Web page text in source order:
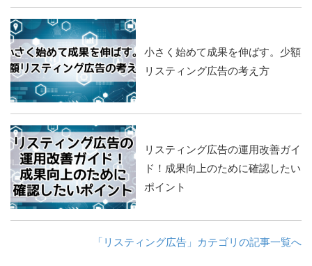
小さく始めて成果を伸ばす。少額
リスティング広告の考え方
リスティング広告の運用改善ガイ
ド！成果向上のために確認したい
ポイント
「リスティング広告」カテゴリの記事一覧へ